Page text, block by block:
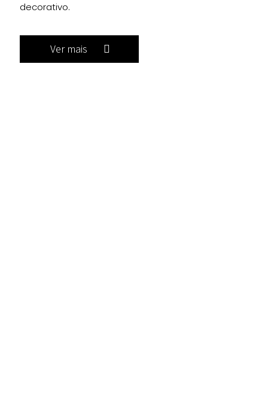
decorativo.
Ver mais